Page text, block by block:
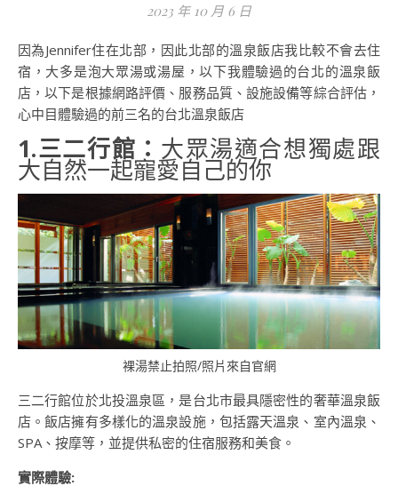
2023 年 10 月 6 日
因為Jennifer住在北部，因此北部的溫泉飯店我比較不會去住
宿，大多是泡大眾湯或湯屋，以下我體驗過的台北的溫泉飯
店，以下是根據網路評價、服務品質、設施設備等綜合評估，
心中目體驗過的前三名的台北溫泉飯店
1.三二行館： 大眾湯適合想獨處跟
大自然一起寵愛自己的你
裸湯禁止拍照/照片來自官網
三二行館位於北投溫泉區，是台北市最具隱密性的奢華溫泉飯
店。飯店擁有多樣化的溫泉設施，包括露天溫泉、室內溫泉、
SPA、按摩等，並提供私密的住宿服務和美食。
實際體驗: